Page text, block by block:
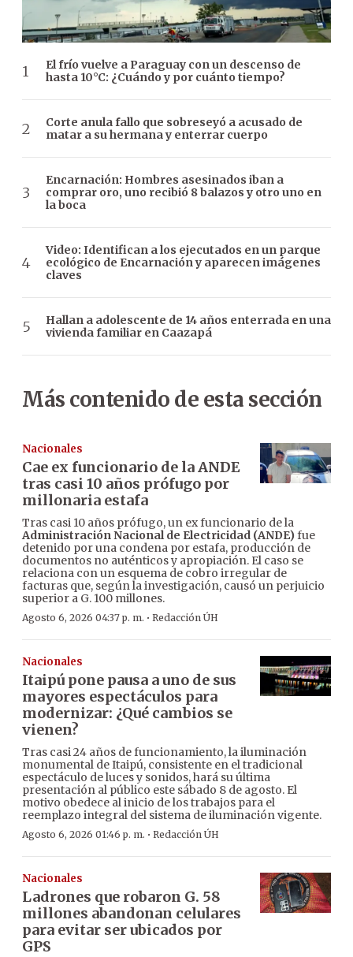
El frío vuelve a Paraguay con un descenso de
hasta 10°C: ¿Cuándo y por cuánto tiempo?
Corte anula fallo que sobreseyó a acusado de
matar a su hermana y enterrar cuerpo
Encarnación: Hombres asesinados iban a
comprar oro, uno recibió 8 balazos y otro uno en
la boca
Video: Identifican a los ejecutados en un parque
ecológico de Encarnación y aparecen imágenes
claves
Hallan a adolescente de 14 años enterrada en una
vivienda familiar en Caazapá
Más contenido de esta sección
Nacionales
Cae ex funcionario de la ANDE
tras casi 10 años prófugo por
millonaria estafa
Tras casi 10 años prófugo, un ex funcionario de la
Administración Nacional de Electricidad (ANDE)fue
detenido por una condena por estafa, producción de
documentos no auténticos y apropiación. El caso se
relaciona con un esquema de cobro irregular de
facturas que, según la investigación, causó un perjuicio
superior a G. 100 millones.
Agosto 6, 2026 04:37 p. m. · Redacción ÚH
Nacionales
Itaipú pone pausa a uno de sus
mayores espectáculos para
modernizar: ¿Qué cambios se
vienen?
Tras casi 24 años de funcionamiento, la iluminación
monumental de Itaipú, consistente en el tradicional
espectáculo de luces y sonidos, hará su última
presentación al público este sábado 8 de agosto. El
motivo obedece al inicio de los trabajos para el
reemplazo integral del sistema de iluminación vigente.
Agosto 6, 2026 01:46 p. m. · Redacción ÚH
Nacionales
Ladrones que robaron G. 58
millones abandonan celulares
para evitar ser ubicados por
GPS